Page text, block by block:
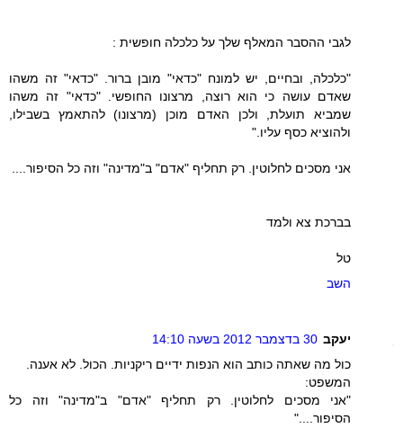
לגבי ההסבר המאלף שלך על כלכלה חופשית :
"כלכלה, ובחיים, יש למונח "כדאי" מובן ברור. "כדאי" זה משהו
שאדם עושה כי הוא רוצה, מרצונו החופשי. "כדאי" זה משהו
שמביא תועלת, ולכן האדם מוכן (מרצונו) להתאמץ בשבילו,
ולהוציא כסף עליו."
אני מסכים לחלוטין. רק תחליף "אדם" ב"מדינה" וזה כל הסיפור....
בברכת צא ולמד
טל
השב
יעקב 30 בדצמבר 2012 בשעה 14:10
כול מה שאתה כותב הוא הנפות ידיים ריקניות. הכול. לא אענה.
המשפט:
"אני מסכים לחלוטין. רק תחליף "אדם" ב"מדינה" וזה כל
הסיפור...."